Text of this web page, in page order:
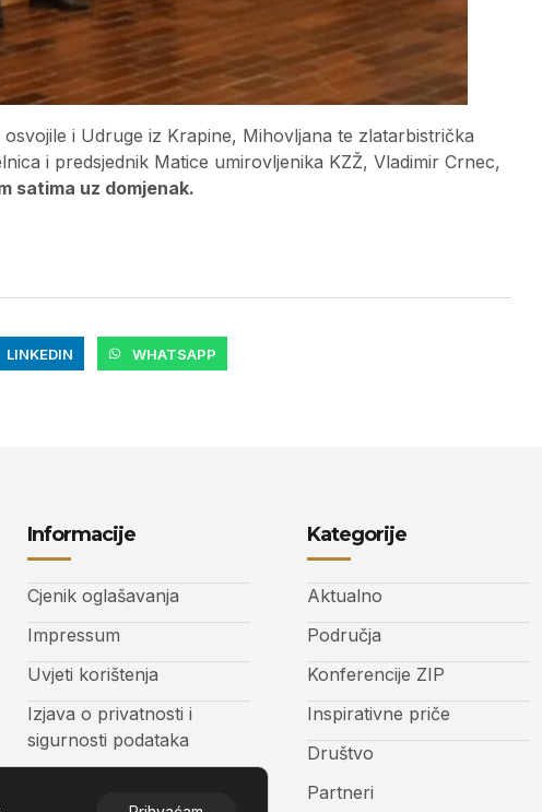
i Udruge iz Krapine, Mihovljana te zlatarbistrička
i predsjednik Matice umirovljenika KZŽ, Vladimir Crnec,
satima uz domjenak.
LINKEDIN WHATSAPP
Informacije
Cjenik oglašavanja
Impressum
Uvjeti korištenja
Izjava o privatnosti i
sigurnosti podataka
Kategorije
Aktualno
Područja
Konferencije ZIP
Inspirativne priče
Društvo
Partneri